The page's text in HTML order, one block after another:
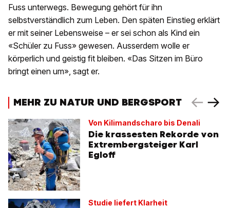
Fuss unterwegs. Bewegung gehört für ihn
selbstverständlich zum Leben. Den späten Einstieg erklärt
er mit seiner Lebensweise – er sei schon als Kind ein
«Schüler zu Fuss» gewesen. Ausserdem wolle er
körperlich und geistig fit bleiben. «Das Sitzen im Büro
bringt einen um», sagt er.
MEHR ZU NATUR UND BERGSPORT
Von Kilimandscharo bis Denali
Die krassesten Rekorde von
Extrembergsteiger Karl
Egloff
Studie liefert Klarheit